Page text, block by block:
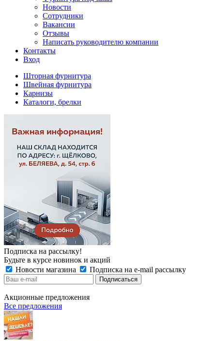
Новости
Сотрудники
Вакансии
Отзывы
Написать руководителю компании
Контакты
Вход
Шторная фурнитура
Швейная фурнитура
Карнизы
Каталоги, брелки
Подписка на рассылку!
Будьте в курсе новинок и акций
Новости магазина
Подписка на e-mail рассылку
Акционные предложения
Все предложения